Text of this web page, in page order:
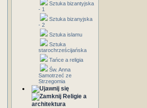
Sztuka bizantyjska
- 1
Sztuka bizanyjska
- 2
Sztuka islamu
Sztuka
starochrześcijańska
Tańce a religia
Św. Anna
Samotrzeć ze
Strzegomia
Religie a
architektura